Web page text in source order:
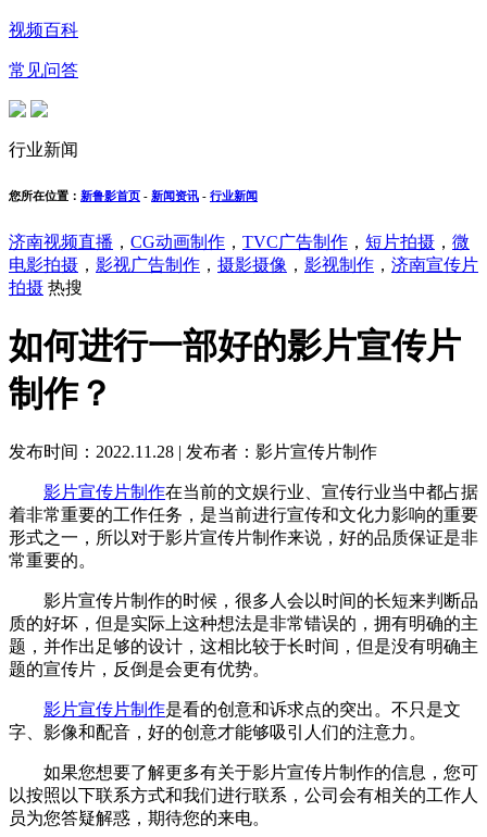
视频百科
常见问答
行业新闻
您所在位置： 新鲁影首页 - 新闻资讯 - 行业新闻
济南视频直播 ， CG动画制作 ， TVC广告制作 ， 短片拍摄 ， 微
电影拍摄 ， 影视广告制作 ， 摄影摄像 ， 影视制作 ， 济南宣传片
拍摄 热搜
如何进行一部好的影片宣传片
制作？
发布时间：2022.11.28 | 发布者：影片宣传片制作
影片宣传片制作在当前的文娱行业、宣传行业当中都占据
着非常重要的工作任务，是当前进行宣传和文化力影响的重要
形式之一，所以对于影片宣传片制作来说，好的品质保证是非
常重要的。
影片宣传片制作的时候，很多人会以时间的长短来判断品
质的好坏，但是实际上这种想法是非常错误的，拥有明确的主
题，并作出足够的设计，这相比较于长时间，但是没有明确主
题的宣传片，反倒是会更有优势。
影片宣传片制作是看的创意和诉求点的突出。不只是文
字、影像和配音，好的创意才能够吸引人们的注意力。
如果您想要了解更多有关于影片宣传片制作的信息，您可
以按照以下联系方式和我们进行联系，公司会有相关的工作人
员为您答疑解惑，期待您的来电。